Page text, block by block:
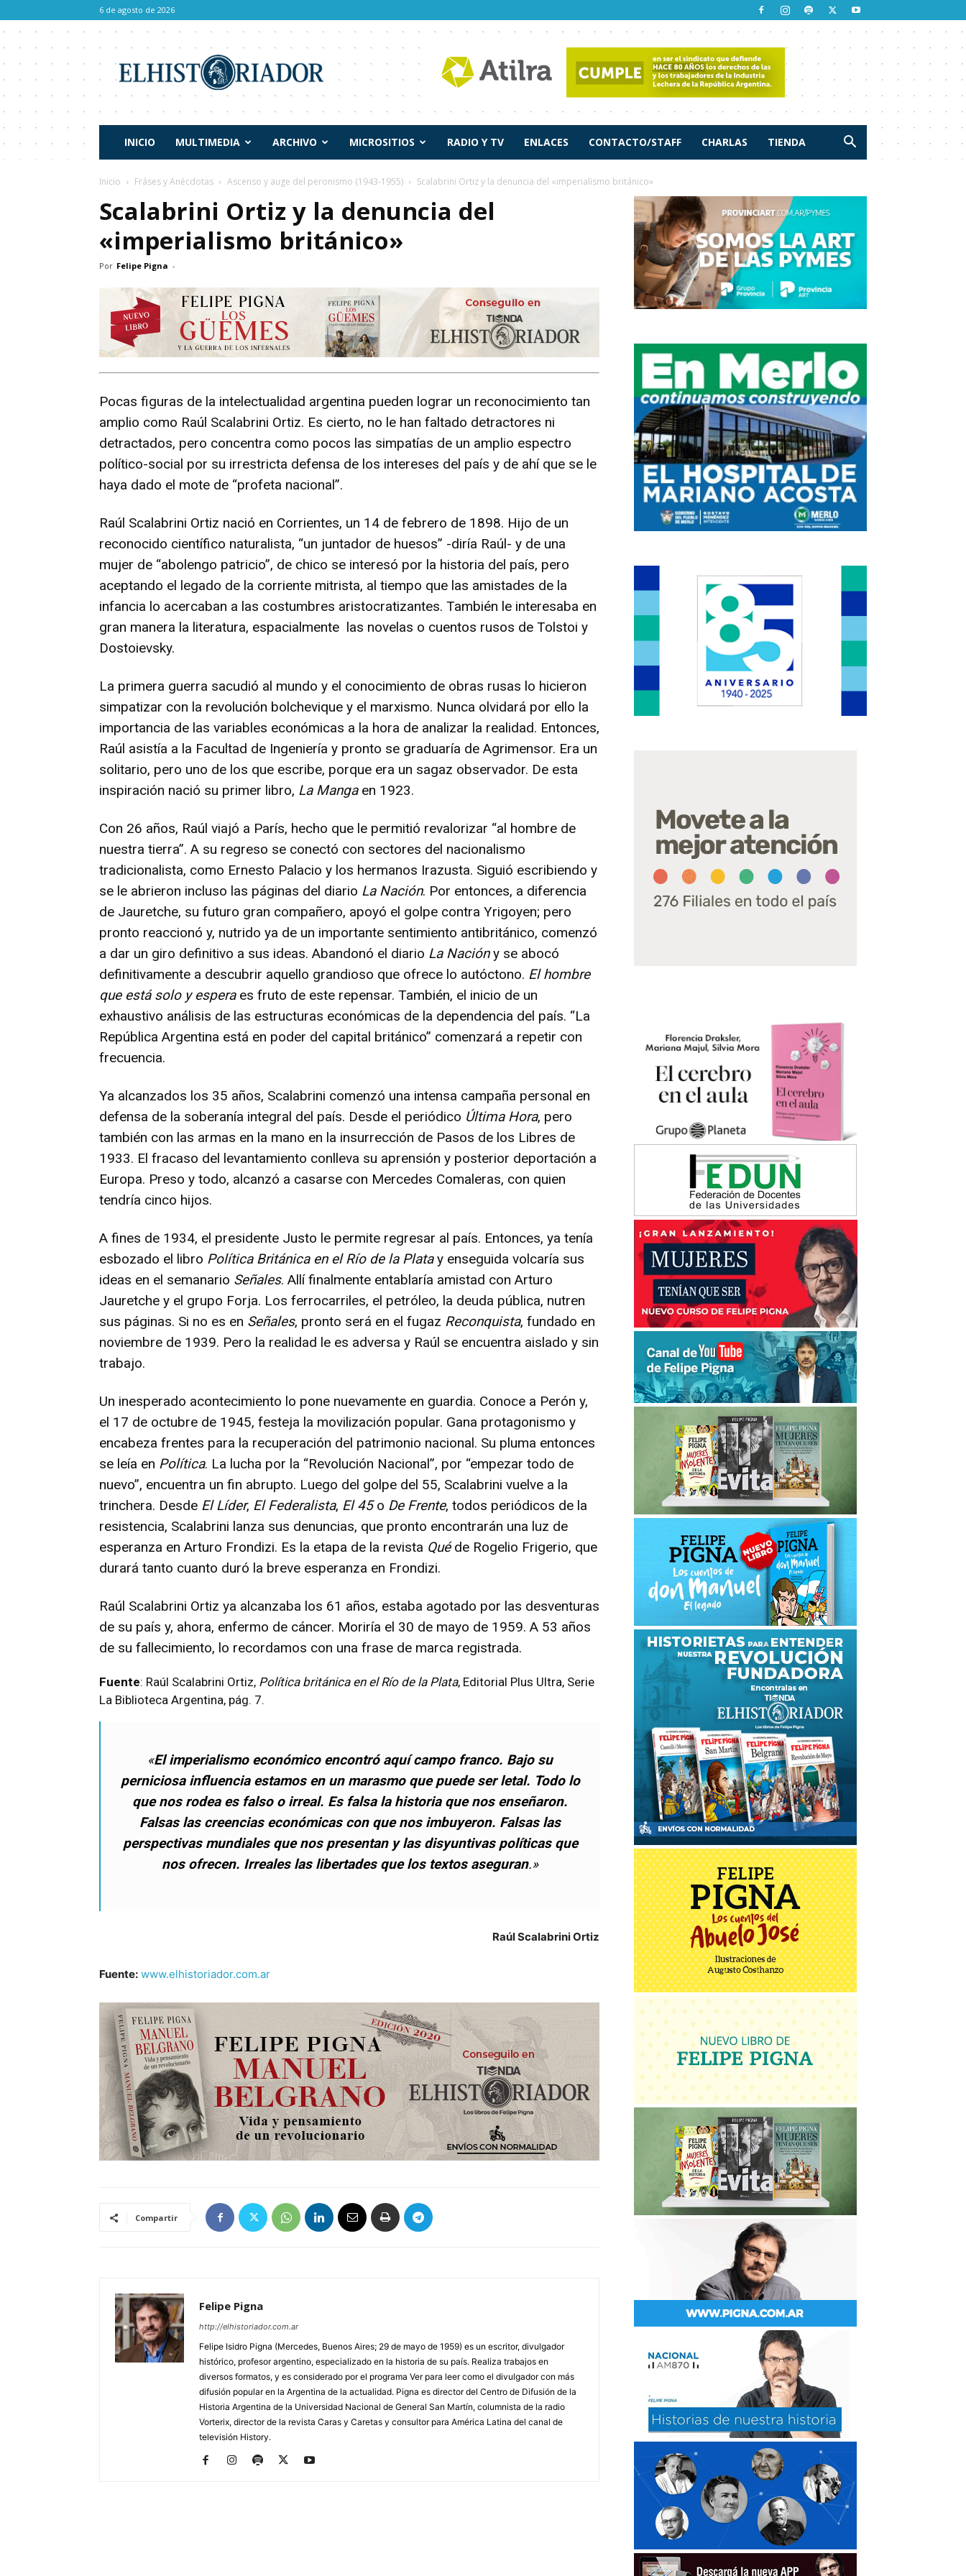
6 de agosto de 2026
Historiador
INICIO MULTIMEDIA ARCHIVO MICROSITIOS RADIO Y TV ENLACES CONTACTO/STAFF CHARLAS TIENDA
Inicio Fráses y Anécdotas Ascenso y auge del peronismo (1943-1955) Scalabrini Ortiz y la denuncia del «imperialismo británico»
Scalabrini Ortiz y la denuncia del
«imperialismo británico»
Por Felipe Pigna -
Pocas figuras de la intelectualidad argentina pueden lograr un reconocimiento tan
amplio como Raúl Scalabrini Ortiz. Es cierto, no le han faltado detractores ni
detractados, pero concentra como pocos las simpatías de un amplio espectro
político-social por su irrestricta defensa de los intereses del país y de ahí que se le
haya dado el mote de “profeta nacional”.
Raúl Scalabrini Ortiz nació en Corrientes, un 14 de febrero de 1898. Hijo de un
reconocido científico naturalista, “un juntador de huesos” -diría Raúl- y de una
mujer de “abolengo patricio”, de chico se interesó por la historia del país, pero
aceptando el legado de la corriente mitrista, al tiempo que las amistades de la
infancia lo acercaban a las costumbres aristocratizantes. También le interesaba en
gran manera la literatura, espacialmente las novelas o cuentos rusos de Tolstoi y
Dostoievsky.
La primera guerra sacudió al mundo y el conocimiento de obras rusas lo hicieron
simpatizar con la revolución bolchevique y el marxismo. Nunca olvidará por ello la
importancia de las variables económicas a la hora de analizar la realidad. Entonces,
Raúl asistía a la Facultad de Ingeniería y pronto se graduaría de Agrimensor. Era un
solitario, pero uno de los que escribe, porque era un sagaz observador. De esta
inspiración nació su primer libro, La Mangaen 1923.
Con 26 años, Raúl viajó a París, hecho que le permitió revalorizar “al hombre de
nuestra tierra”. A su regreso se conectó con sectores del nacionalismo
tradicionalista, como Ernesto Palacio y los hermanos Irazusta. Siguió escribiendo y
se le abrieron incluso las páginas del diario La Nación. Por entonces, a diferencia
de Jauretche, su futuro gran compañero, apoyó el golpe contra Yrigoyen; pero
pronto reaccionó y, nutrido ya de un importante sentimiento antibritánico, comenzó
a dar un giro definitivo a sus ideas. Abandonó el diario La Nacióny se abocó
definitivamente a descubrir aquello grandioso que ofrece lo autóctono. El hombre
que está solo y esperaes fruto de este repensar. También, el inicio de un
exhaustivo análisis de las estructuras económicas de la dependencia del país. “La
República Argentina está en poder del capital británico” comenzará a repetir con
frecuencia.
Ya alcanzados los 35 años, Scalabrini comenzó una intensa campaña personal en
defensa de la soberanía integral del país. Desde el periódico Última Hora, pero
también con las armas en la mano en la insurrección de Pasos de los Libres de
1933. El fracaso del levantamiento conlleva su aprensión y posterior deportación a
Europa. Preso y todo, alcanzó a casarse con Mercedes Comaleras, con quien
tendría cinco hijos.
A fines de 1934, el presidente Justo le permite regresar al país. Entonces, ya tenía
esbozado el libro Política Británica en el Río de la Platay enseguida volcaría sus
ideas en el semanario Señales. Allí finalmente entablaría amistad con Arturo
Jauretche y el grupo Forja. Los ferrocarriles, el petróleo, la deuda pública, nutren
sus páginas. Si no es en Señales, pronto será en el fugaz Reconquista, fundado en
noviembre de 1939. Pero la realidad le es adversa y Raúl se encuentra aislado y sin
trabajo.
Un inesperado acontecimiento lo pone nuevamente en guardia. Conoce a Perón y,
el 17 de octubre de 1945, festeja la movilización popular. Gana protagonismo y
encabeza frentes para la recuperación del patrimonio nacional. Su pluma entonces
se leía en Política. La lucha por la “Revolución Nacional”, por “empezar todo de
nuevo”, encuentra un fin abrupto. Luego del golpe del 55, Scalabrini vuelve a la
trinchera. Desde El Líder, El Federalista, El 45o De Frente, todos periódicos de la
resistencia, Scalabrini lanza sus denuncias, que pronto encontrarán una luz de
esperanza en Arturo Frondizi. Es la etapa de la revista Quéde Rogelio Frigerio, que
durará tanto cuanto duró la breve esperanza en Frondizi.
Raúl Scalabrini Ortiz ya alcanzaba los 61 años, estaba agotado por las desventuras
de su país y, ahora, enfermo de cáncer. Moriría el 30 de mayo de 1959. A 53 años
de su fallecimiento, lo recordamos con una frase de marca registrada.
Fuente: Raúl Scalabrini Ortiz, Política británica en el Río de la Plata, Editorial Plus Ultra, Serie
La Biblioteca Argentina, pág. 7.
«El imperialismo económico encontró aquí campo franco. Bajo su
perniciosa influencia estamos en un marasmo que puede ser letal. Todo lo
que nos rodea es falso o irreal. Es falsa la historia que nos enseñaron.
Falsas las creencias económicas con que nos imbuyeron. Falsas las
perspectivas mundiales que nos presentan y las disyuntivas políticas que
nos ofrecen. Irreales las libertades que los textos aseguran.»
Raúl Scalabrini Ortiz
Fuente: www.elhistoriador.com.ar
Compartir
Felipe Pigna
http://elhistoriador.com.ar
Felipe Isidro Pigna (Mercedes, Buenos Aires; 29 de mayo de 1959) es un escritor, divulgador
histórico, profesor argentino, especializado en la historia de su país. Realiza trabajos en
diversos formatos, y es considerado por el programa Ver para leer como el divulgador con más
difusión popular en la Argentina de la actualidad. Pigna es director del Centro de Difusión de la
Historia Argentina de la Universidad Nacional de General San Martín, columnista de la radio
Vorterix, director de la revista Caras y Caretas y consultor para América Latina del canal de
televisión History.